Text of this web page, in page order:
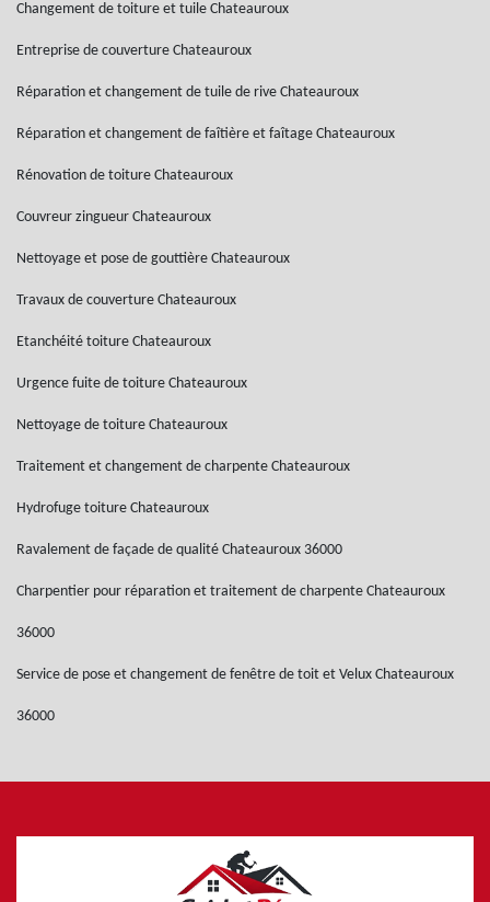
Changement de toiture et tuile Chateauroux
Entreprise de couverture Chateauroux
Réparation et changement de tuile de rive Chateauroux
Réparation et changement de faîtière et faîtage Chateauroux
Rénovation de toiture Chateauroux
Couvreur zingueur Chateauroux
Nettoyage et pose de gouttière Chateauroux
Travaux de couverture Chateauroux
Etanchéité toiture Chateauroux
Urgence fuite de toiture Chateauroux
Nettoyage de toiture Chateauroux
Traitement et changement de charpente Chateauroux
Hydrofuge toiture Chateauroux
Ravalement de façade de qualité Chateauroux 36000
Charpentier pour réparation et traitement de charpente Chateauroux
36000
Service de pose et changement de fenêtre de toit et Velux Chateauroux
36000